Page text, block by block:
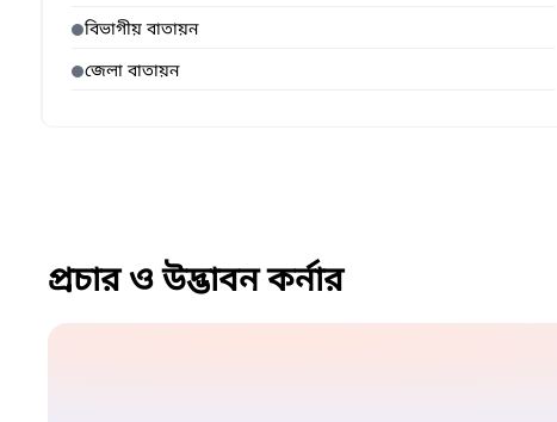
বিভাগীয় বাতায়ন
জেলা বাতায়ন
প্রচার ও উদ্ভাবন কর্নার